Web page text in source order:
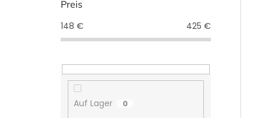
Preis
148 € 425 €
Auf Lager 0